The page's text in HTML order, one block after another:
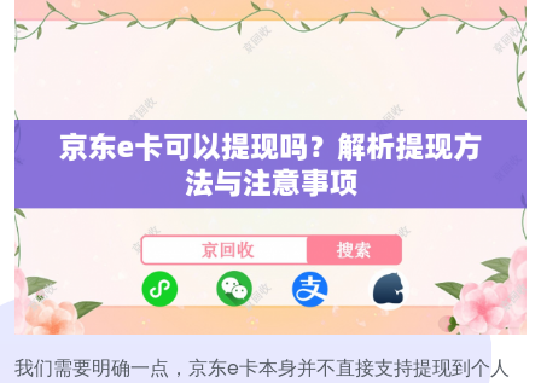
我们需要明确一点，京东e卡本身并不直接支持提现到个人